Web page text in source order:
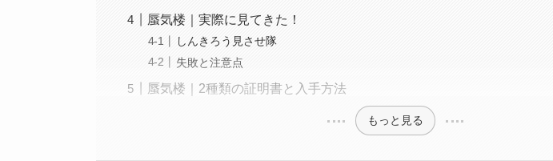
蜃気楼｜実際に見てきた！
しんきろう見させ隊
失敗と注意点
蜃気楼｜2種類の証明書と入手方法
もっと見る